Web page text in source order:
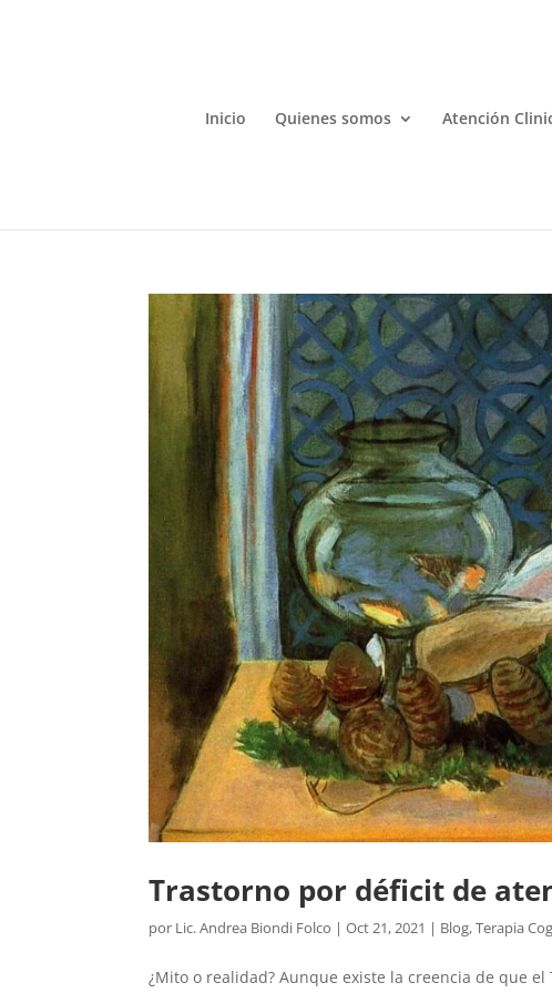
Inicio Quienes somos Atención
Trastorno por déficit de
por Lic. Andrea Biondi Folco |Oct 21, 2021 | Blog,Terapia
¿Mito o realidad? Aunque existe la creencia de que